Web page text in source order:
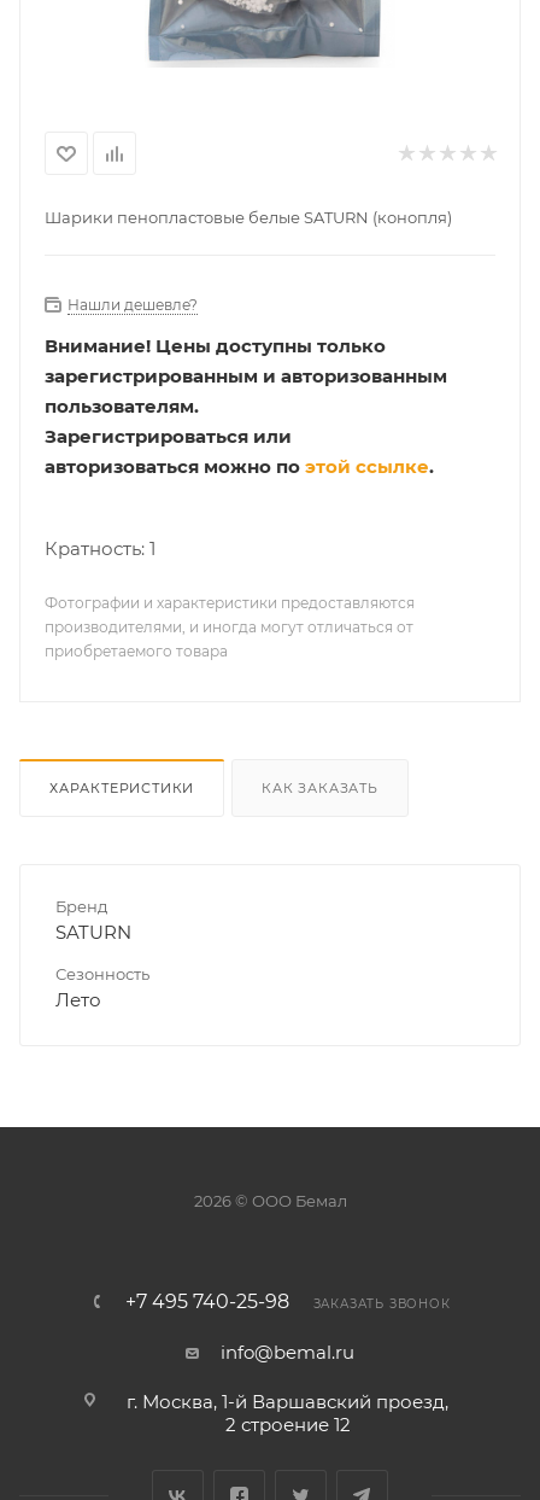
Шарики пенопластовые белые SATURN (конопля)
Нашли дешевле?
Внимание! Цены доступны только
зарегистрированным и авторизованным
пользователям.
Зарегистрироваться или
авторизоваться можно по этой ссылке.
Кратность: 1
Фотографии и характеристики предоставляются
производителями, и иногда могут отличаться от
приобретаемого товара
ХАРАКТЕРИСТИКИ КАК ЗАКАЗАТЬ
Бренд
SATURN
Сезонность
Лето
2026 © ООО Бемал
+7 495 740-25-98 ЗАКАЗАТЬ ЗВОНОК
info@bemal.ru
г. Москва, 1-й Варшавский проезд,
2 строение 12